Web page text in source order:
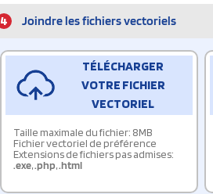
4 Joindre les fichiers vectoriels
TÉLÉCHARGER
VOTRE FICHIER
VECTORIEL
Taille maximale du fichier: 8MB
Fichier vectoriel de préférence
Extensions de fichiers pas admises:
.exe,.php,.html